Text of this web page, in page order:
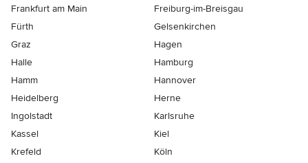
Frankfurt am Main
Freiburg-im-Breisgau
Fürth
Gelsenkirchen
Graz
Hagen
Halle
Hamburg
Hamm
Hannover
Heidelberg
Herne
Ingolstadt
Karlsruhe
Kassel
Kiel
Krefeld
Köln